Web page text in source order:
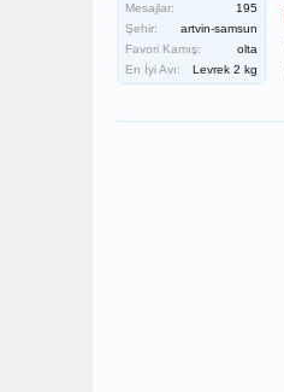
Mesajlar:
195
Şehir:
artvin-samsun
Favori Kamış:
olta
En İyi Avı:
Levrek 2 kg